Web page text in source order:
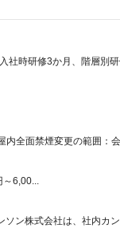
社時研修3か月、階層別
内全面禁煙変更の範囲：
～6,00...
ソン株式会社は、社内カ